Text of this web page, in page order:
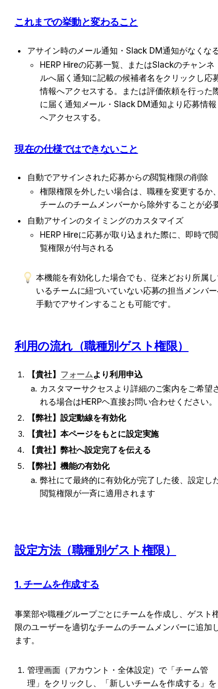
これまでの挙動と変わること
アサイン時のメール通知・Slack DM通知がなくな
HERP Hireの応募一覧、またはSlackのチャンネ
ルへ届く通知に記載の候補者名をクリックし応
情報へアクセスする。または評価依頼を行った
に届く通知メール・Slack DM通知より応募情報
へアクセスする。
現在の仕様ではできないこと
自動でアサインされた応募からの閲覧権限の削除
権限権限を外したい場合は、職種を変更するか
チームのチームメンバーから除外することが必
自動アサインのタイミングのカスタマイズ
HERP Hireに応募が取り込まれた際に、即時で閲
覧権限が付与される
本機能を有効化した場合でも、従来どおり所属
いるチームに紐づいていない応募の担当メンバ
手動でアサインすることも可能です。
利用の流れ（職種別ゲスト権限）
【貴社】 フォームより利用申込
カスタマーサクセスより詳細のご案内をご希望
れる場合はHERPヘ直接お問い合わせください。
【弊社】設定動線を有効化
【貴社】本ページをもとに設定実施
【貴社】弊社へ設定完了を伝える
【弊社】機能の有効化
弊社にて最終的に有効化が完了した後、設定し
閲覧権限が一斉に適用されます
設定方法（職種別ゲスト権限）
1. チームを作成する
事業部や職種グループごとにチームを作成し、ゲスト
限のユーザーを適切なチームのチームメンバーに追加
ます。
管理画面（アカウント・全体設定）で「チーム管
理」をクリックし、「新しいチームを作成する」を